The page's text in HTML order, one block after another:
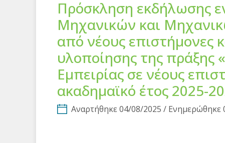
Πρόσκληση εκδήλωσης
Μηχανικών και
από νέους επιστήμονες
υλοποίησης της πράξης
Εμπειρίας σε νέους
ακαδημαϊκό έτος 2025-
Αναρτήθηκε 04/08/2025 / Ενημερώθηκε